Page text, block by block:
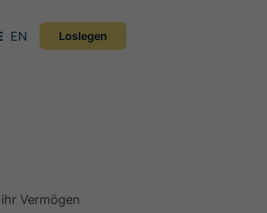
EN Loslegen
Vermögen